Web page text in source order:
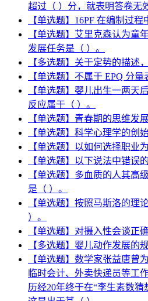
超过（ ）分，就表明答卷无
【单选题】16PF 在编制过
【单选题】艾里克森认为童
发展任务是（ ）。
【多选题】关于定势的描述
【单选题】不属于 EPQ 分量
【单选题】婴儿出生一两天
反应属于（ ）。
【单选题】青春期的思维发
【单选题】科学心理学的创
【单选题】以如何选择职业
【单选题】以下说法中错误
【单选题】多血质的人其高
是（ ）。
【单选题】按照马斯洛的理
）。
【单选题】对摄入性会谈正
【多选题】婴儿动作发展的
【单选题】数学家张益唐曾
临时会计、外卖快递员等工
历经20年终于在“李生素数猜